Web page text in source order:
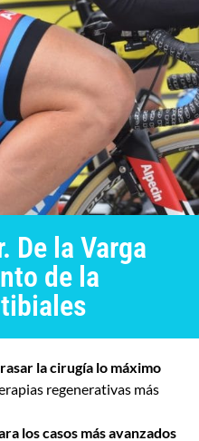
De la Varga
de la
la cirugía lo máximo
regenerativas más
los casos más avanzados